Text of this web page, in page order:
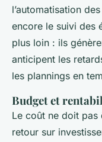
l’automatisation des
encore le suivi des
plus loin : ils
anticipent les
les plannings en
Budget et
Le coût ne doit pas
retour sur